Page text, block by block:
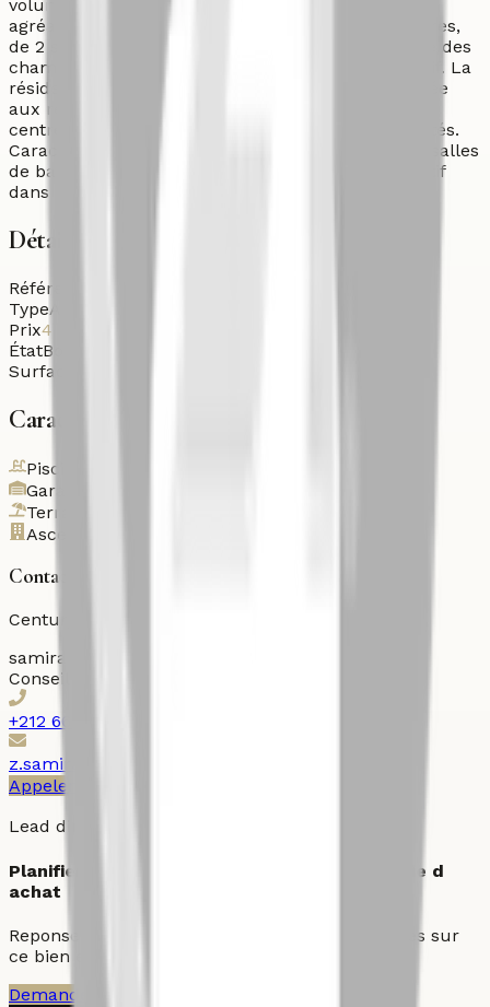
volumes, une belle luminosité et un cadre de vie
agréable. Il dispose d’un grand salon, de 3 chambres,
de 2 salles de bain et d’une grande terrasse. L’une des
chambres bénéficie également d’un balcon privatif. La
résidence dispose d’une piscine commune réservée
aux résidents. Emplacement idéal, à proximité du
centre-ville, de la plage et de toutes les commodités.
Caractéristiques : Surface : 235 m² 3 chambres 2 salles
de bain Grand salon Grande terrasse Balcon privatif
dans une chambre Piscine commune
Détails
Référence
TypeAutre
Prix4 230 000
ÉtatBon état
Surface habitable
Caractéristiques
Piscine
Garage
Terrasse
Ascenseur
Contactez l'agent
Century 21 Ollier
samira
Conseiller immobilier
+212 667101016
z.samira@century21ollier.com
Appeler
Lead direct
Planifier une visite ou demander une strategie d
achat
Reponse prioritaire pour les demandes qualifiees sur
ce bien et les actifs comparables du quartier.
Demander une visite